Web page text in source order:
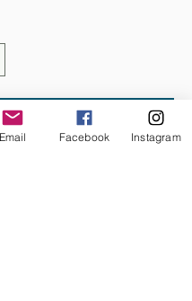
Sepete Ekle
Email Facebook Instagram